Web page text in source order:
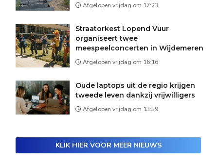
Afgelopen vrijdag om 17:23
Straatorkest Lopend Vuur
organiseert twee
meespeelconcerten in Wijdemeren
Afgelopen vrijdag om 16:16
Oude laptops uit de regio krijgen
tweede leven dankzij vrijwilligers
Afgelopen vrijdag om 13:59
KLIK HIER VOOR MEER NIEUWS